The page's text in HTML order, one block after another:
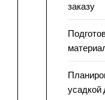
заказу
усадкой